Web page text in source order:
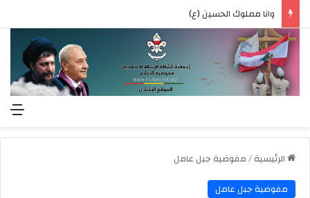
وانا مملوك الحسين (ع)
الرئيسية/مفوضية جبل عامل
مفوضية جبل عامل